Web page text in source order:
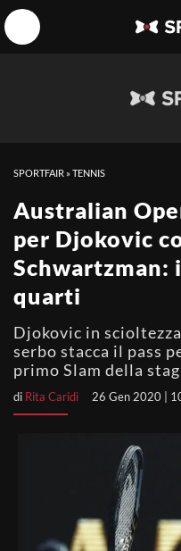
SPORTFAIR »TENNIS
Australian
per Djokovic
Schwartzman:
quarti
Djokovic in
serbo stacca il pass
primo Slam della
di Rita Caridi 26 Gen 2020 |